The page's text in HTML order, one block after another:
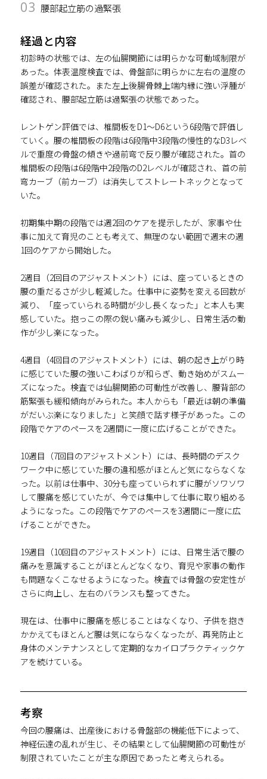
03 腰部起立筋の過緊張
経過と内容
初診時の状態では、左の仙腸関節には明らかな可動域制限が
あった。体表温度検査では、骨盤部に明らかに左右の温度の
誤差が確認された。また左上後腸骨棘上端内縁に強い浮腫が
確認され、腰部起立筋は過緊張の状態であった。
レントゲン評価では、椎間板をD1～D6という6段階で評価し
ていく。腰の椎間板の段階は6段階中3段階の慢性的なD3レベ
ルで重度の骨盤の傾きや過前弯で反り腰が確認された。首の
椎間板の段階は6段階中2段階のD2レベルが確認され、首の前
弯カーブ（前カーブ）は消失してストレートネックとなって
いた。
初期集中期の段階では週2回のケアを提示したが、家事や仕
事に加えて育児のことも考えて、無理のない範囲で週末の週
1回のケアから開始した。
2週目（2回目のアジャストメント）には、座っているときの
腰の重だるさが少し軽減した。仕事中に姿勢を変える回数が
減り、「座っていられる時間が少し長くなった」と本人も実
感していた。抱っこの際の鋭い痛みも減少し、日常生活の動
作が少し楽になった。
4週目（4回目のアジャストメント）には、朝の起き上がり時
に感じていた腰の強いこわばりが和らぎ、動き始めがスムー
ズになった。検査では仙腸関節の可動性が改善し、腰背部の
筋緊張も緩和傾向がみられた。本人からも「最近は朝の準備
がだいぶ楽になりました」と笑顔で話す様子があった。この
段階でケアのペースを2週間に一度に広げることができた。
10週目（7回目のアジャストメント）には、長時間のデスク
ワーク中に感じていた腰の違和感がほとんど気にならなくな
った。以前は仕事中、30分も座っていられずに腰がソワソワ
して腰痛を感じていたが、今では集中して仕事に取り組める
ようになった。この段階でケアのペースを3週間に一度に広
げることができた。
19週目（10回目のアジャストメント）には、日常生活で腰の
痛みを意識することがほとんどなくなり、育児や家事の動作
も問題なくこなせるようになった。検査では骨盤の安定性が
さらに向上し、左右のバランスも整ってきた。
現在は、仕事中に腰痛を感じることはなくなり、子供を抱き
かかえてもほとんど腰は気にならなくなったが、再発防止と
身体のメンテナンスとして定期的なカイロプラクティックケ
アを続けている。
考察
今回の腰痛は、出産後における骨盤部の機能低下によって、
神経伝達の乱れが生じ、その結果として仙腸関節の可動性が
制限されていたことが主な原因であったと考えられる。